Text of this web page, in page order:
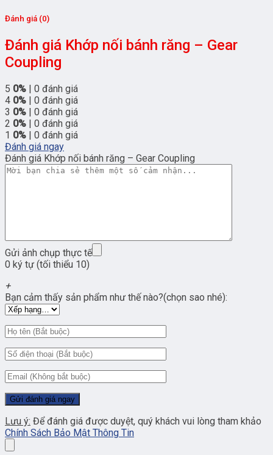
Đánh giá (0)
Đánh giá Khớp nối bánh răng – Gear
Coupling
5 0% | 0 đánh giá
4 0% | 0 đánh giá
3 0% | 0 đánh giá
2 0% | 0 đánh giá
1 0% | 0 đánh giá
Đánh giá ngay
Đánh giá Khớp nối bánh răng – Gear Coupling
Gửi ảnh chụp thực tế
0 ký tự (tối thiểu 10)
+
Bạn cảm thấy sản phẩm như thế nào?(chọn sao nhé):
Lưu ý: Để đánh giá được duyệt, quý khách vui lòng tham khảo
Chính Sách Bảo Mật Thông Tin